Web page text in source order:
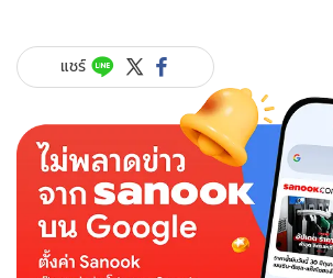
ยา"
ท้อง
คน
ที่
ท้อง
มาก
แชร์